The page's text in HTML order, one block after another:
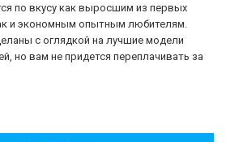
по вкусу как выросшим из первых
и экономным опытным любителям.
с оглядкой на лучшие модели
но вам не придется переплачивать за